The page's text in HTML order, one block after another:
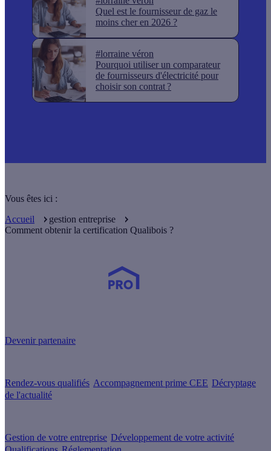
Quel est le fournisseur de gaz le
moins cher en 2026 ?
#lorraine véron
Pourquoi utiliser un comparateur
de fournisseurs d'électricité pour
choisir son contrat ?
Vous êtes ici :
Accueil
gestion entreprise
Comment obtenir la certification Qualibois ?
Devenir partenaire
Rendez-vous qualifiés Accompagnement prime CEE Décryptage
de l'actualité
Gestion de votre entreprise Développement de votre activité